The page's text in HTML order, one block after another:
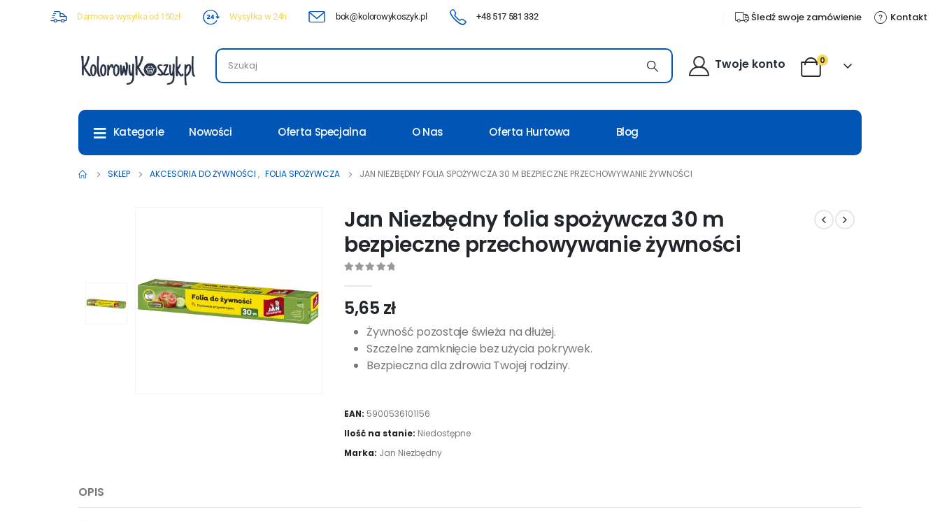
Darmowa wysyłka od 150zł Wysyłka w 24h bok@kolorowykoszyk.pl +48 517 581 332 Śledź swoje zamówienie Kontakt
Twoje konto 0
Kategorie Nowości Oferta Specjalna O Nas Oferta Hurtowa Blog
SKLEP AKCESORIA DO ŻYWNOŚCI , FOLIA SPOŻYWCZA JAN NIEZBĘDNY FOLIA SPOŻYWCZA 30 M BEZPIECZNE PRZECHOWYWANIE ŻYWNOŚCI
Jan Niezbędny folia spożywcza 30 m
bezpieczne przechowywanie żywności
5,65 zł
Żywność pozostaje świeża na dłużej.
Szczelne zamknięcie bez użycia pokrywek.
Bezpieczna dla zdrowia Twojej rodziny.
EAN: 5900536101156
Ilość na stanie: Niedostępne
Marka: Jan Niezbędny
OPIS